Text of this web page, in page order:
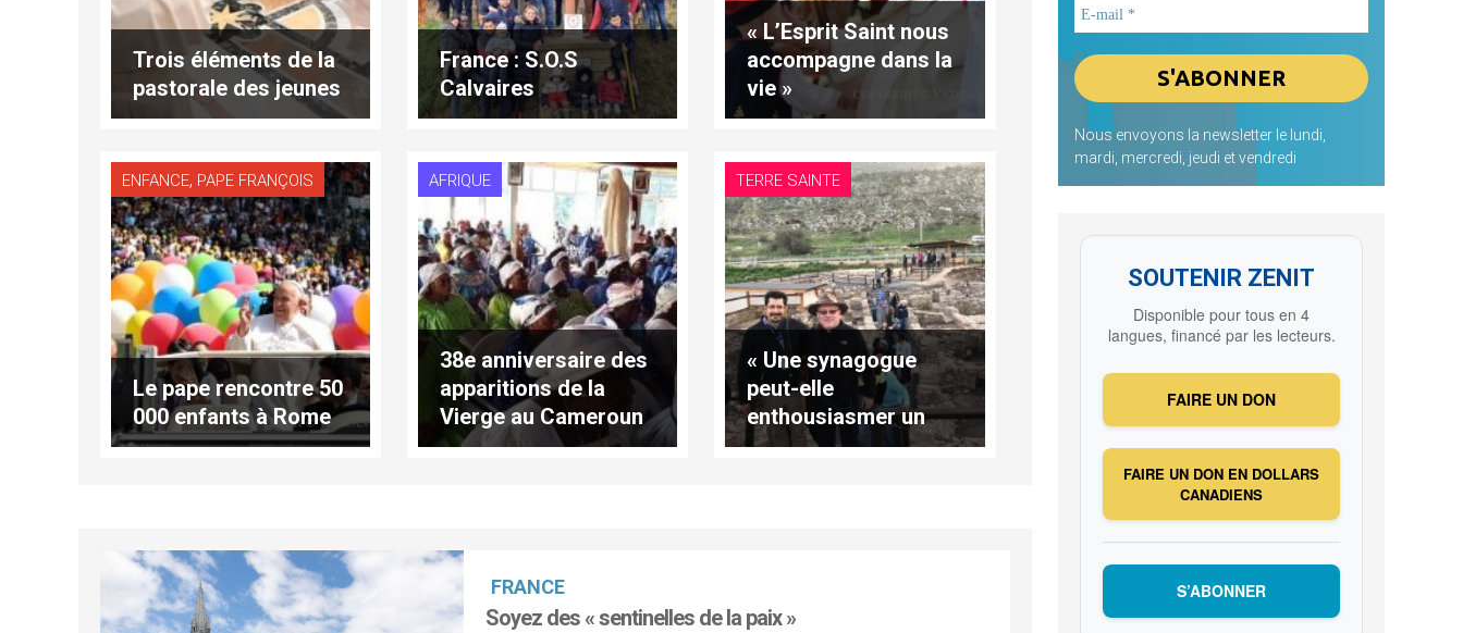
Trois éléments de la
pastorale des jeunes
France : S.O.S
Calvaires
« L’Esprit Saint nous
accompagne dans la
vie »
ENFANCE, PAPE FRANÇOIS
Le pape rencontre 50
000 enfants à Rome
AFRIQUE
38e anniversaire des
apparitions de la
Vierge au Cameroun
TERRE SAINTE
« Une synagogue
peut-elle
enthousiasmer un
chrétien ? »
FRANCE
Soyez des « sentinelles de la paix »
Nous envoyons la newsletter le lundi,
mardi, mercredi, jeudi et vendredi
SOUTENIR ZENIT
Disponible pour tous en 4
langues, financé par les lecteurs.
FAIRE UN DON
FAIRE UN DON EN DOLLARS
CANADIENS
S’ABONNER